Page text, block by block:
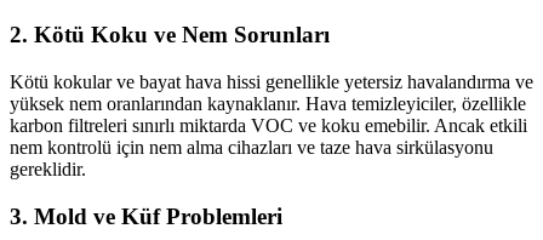
2. Kötü Koku ve Nem Sorunları
Kötü kokular ve bayat hava hissi genellikle yetersiz havalandırma ve
yüksek nem oranlarından kaynaklanır. Hava temizleyiciler, özellikle
karbon filtreleri sınırlı miktarda VOC ve koku emebilir. Ancak etkili
nem kontrolü için nem alma cihazları ve taze hava sirkülasyonu
gereklidir.
3. Mold ve Küf Problemleri